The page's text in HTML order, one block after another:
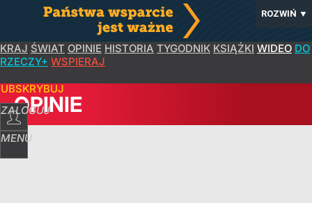
ROZWIŃ ▼
KRAJ ŚWIAT OPINIE HISTORIA TYGODNIK KSIĄŻKI WIDEO DO
RZECZY+ WSPIERAJ
ZALOGUJ
MENU
OPINIE